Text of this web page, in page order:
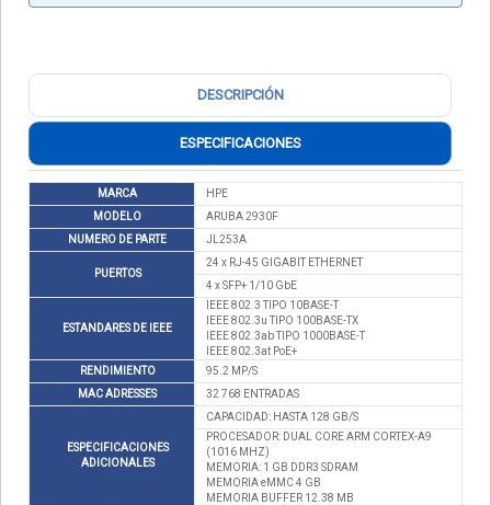
DESCRIPCIÓN
ESPECIFICACIONES
MARCA
HPE
MODELO
ARUBA 2930F
NUMERO DE PARTE
JL253A
PUERTOS
24 x RJ-45 GIGABIT ETHERNET
4 x SFP+ 1/10 GbE
ESTANDARES DE IEEE
IEEE 802.3 TIPO 10BASE-T
IEEE 802.3u TIPO 100BASE-TX
IEEE 802.3ab TIPO 1000BASE-T
IEEE 802.3at PoE+
RENDIMIENTO
95.2 MP/S
MAC ADRESSES
32 768 ENTRADAS
ESPECIFICACIONES
ADICIONALES
CAPACIDAD: HASTA 128 GB/S
PROCESADOR: DUAL CORE ARM CORTEX-A9
(1016 MHZ)
MEMORIA: 1 GB DDR3 SDRAM
MEMORIA eMMC 4 GB
MEMORIA BUFFER 12.38 MB